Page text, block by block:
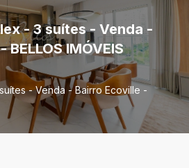
- 3 suítes - Venda -
IMÓVEIS
- Venda - Bairro Ecoville -